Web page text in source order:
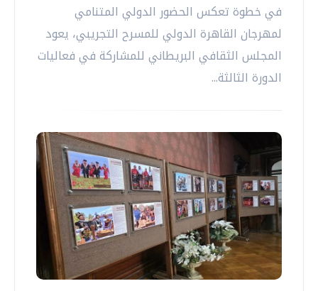
في خطوة تعكس الحضور الدولي المتنامي
لمهرجان القاهرة الدولي للمسرح التجريبي، يعود
المجلس الثقافي البريطاني للمشاركة في فعاليات
الدورة الثالثة...